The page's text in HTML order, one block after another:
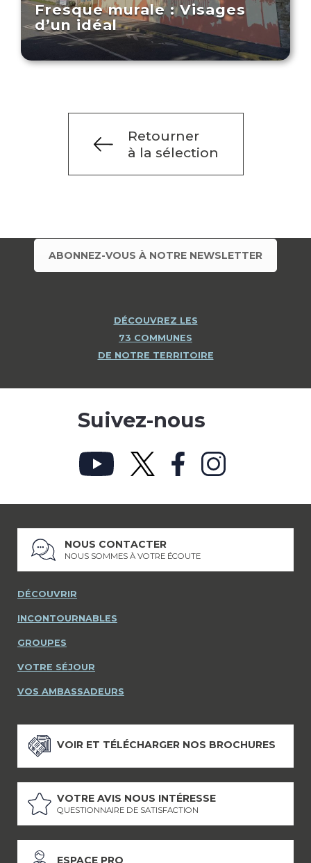
Fresque murale : Visages
d’un idéal
Retourner
à la sélection
ABONNEZ-VOUS À NOTRE NEWSLETTER
DÉCOUVREZ LES
73 COMMUNES
DE NOTRE TERRITOIRE
Suivez-nous
NOUS CONTACTER
NOUS SOMMES À VOTRE ÉCOUTE
DÉCOUVRIR
INCONTOURNABLES
GROUPES
VOTRE SÉJOUR
VOS AMBASSADEURS
VOIR ET TÉLÉCHARGER NOS BROCHURES
VOTRE AVIS NOUS INTÉRESSE
QUESTIONNAIRE DE SATISFACTION
ESPACE PRO